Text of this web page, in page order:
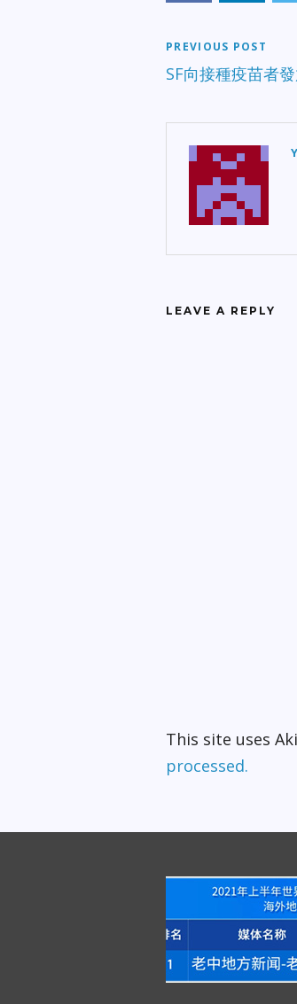
PREVIOUS POST
SF向接種疫苗者
LEAVE A REPLY
This site uses
processed.